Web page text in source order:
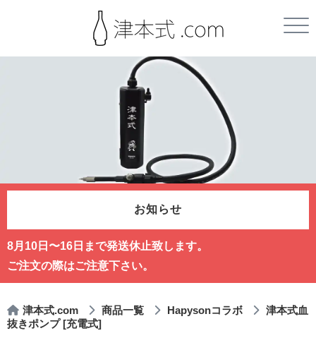
お知らせ
8月10日〜16日まで発送休止致します。
ご注文の際はご注意下さい。
津本式.com 商品一覧 Hapysonコラボ
津本式血
抜きポンプ [充電式]